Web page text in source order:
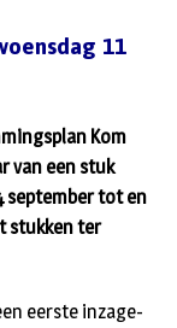
11
Kom
van een stuk
september tot en
stukken ter
eerste inzage-